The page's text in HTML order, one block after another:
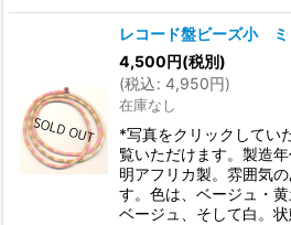
レコード盤ビーズ小 ミ
4,500円(税別)
(税込: 4,950円)
在庫なし
*写真をクリックしてい
覧いただけます。製造
明アフリカ製。雰囲気
す。色は、ベージュ・
ベージュ、そして白。